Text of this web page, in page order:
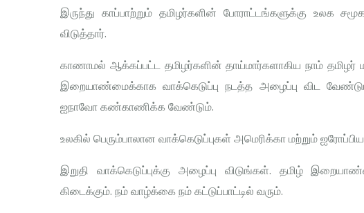
இருந்து காப்பாற்றும் தமிழர்களின் போராட்டங்களுக்கு உலக
விடுத்தார்.
காணாமல் ஆக்கப்பட்ட தமிழர்களின் தாய்மார்களாகிய நாம்
இறையாண்மைக்காக வாக்கெடுப்பு நடத்த அழைப்பு விட
ஐநாவோ கண்காணிக்க வேண்டும்.
உலகில் பெரும்பாலான வாக்கெடுப்புகள் அமெரிக்கா மற்றும்
இறுதி வாக்கெடுப்புக்கு அழைப்பு விடுங்கள். தமிழ்
கிடைக்கும். நம் வாழ்க்கை நம் கட்டுப்பாட்டில் வரும்.